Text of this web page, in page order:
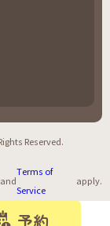
予約
Reserved.
and
Terms of
Service
apply.